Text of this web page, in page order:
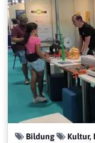
Bildung Kultur,